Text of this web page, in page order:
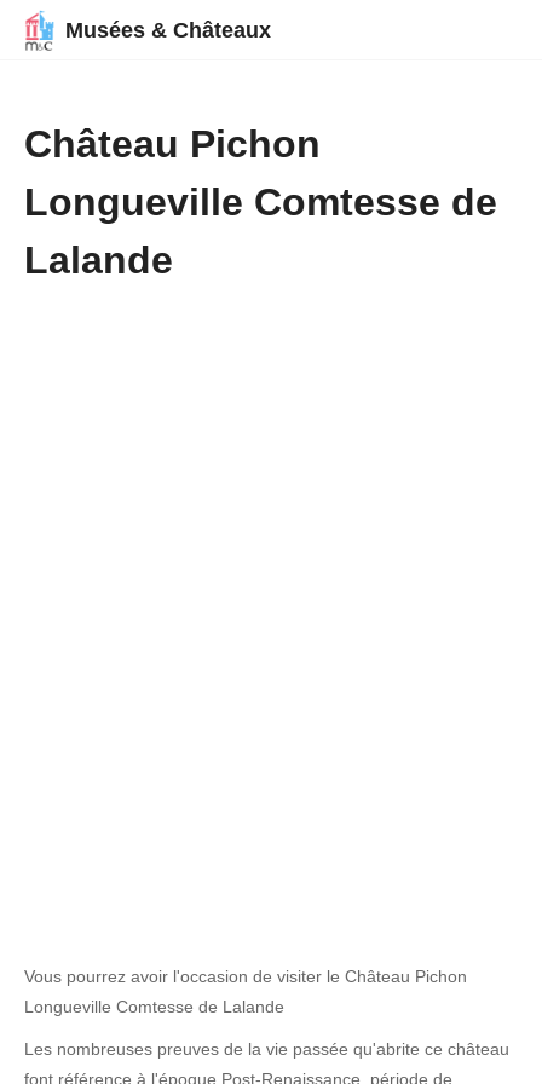
Musées & Châteaux
Château Pichon
Longueville Comtesse de
Lalande
Vous pourrez avoir l'occasion de visiter le Château Pichon
Longueville Comtesse de Lalande
Les nombreuses preuves de la vie passée qu'abrite ce château
font référence à l'époque Post-Renaissance, période de